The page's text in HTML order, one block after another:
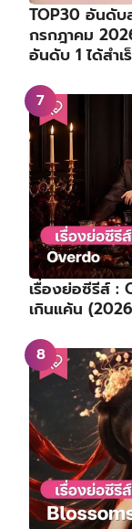
TOP30 อันดับ
กรกฎาคม
อันดับ 1 ได้สำเ
เรื่องย่อซีรีส์ :
เกินแค้น